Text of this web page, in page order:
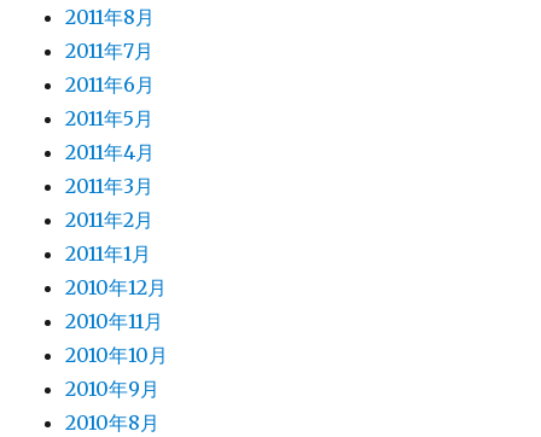
2011年8月
2011年7月
2011年6月
2011年5月
2011年4月
2011年3月
2011年2月
2011年1月
2010年12月
2010年11月
2010年10月
2010年9月
2010年8月